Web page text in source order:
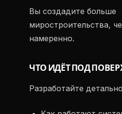
Вы создадите больше
миростроительства,
намеренно.
ЧТО ИДЁТ ПОД
Разработайте